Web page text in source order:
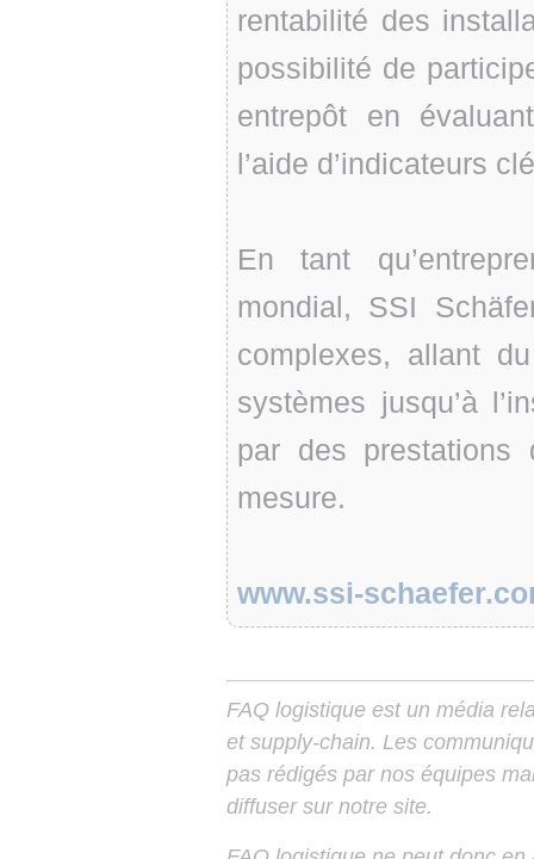
rentabilité des
possibilité de
entrepôt en
l’aide d’indicateurs
En tant
mondial, SSI
complexes, allant
systèmes jusqu’à
par des prestations
mesure.
www.ssi-
FAQ logistique est un média
et supply-chain. Les
pas rédigés par nos équipes
diffuser sur notre site.